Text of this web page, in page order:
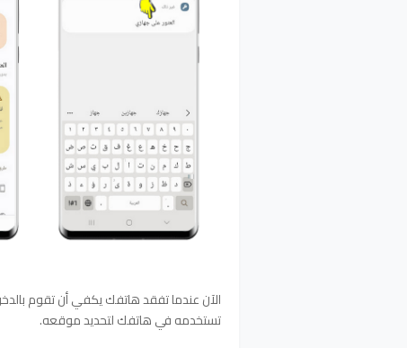
الآن عندما تفقد هاتفك يكفي أن تقوم
تستخدمه في هاتفك لتحديد موقعه.